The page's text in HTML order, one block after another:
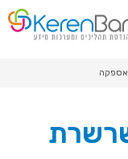
אספקה